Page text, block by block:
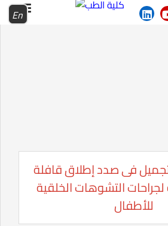
En
فى صدد إطلاق قافلة
التشوهات الخلقية
للأطفال